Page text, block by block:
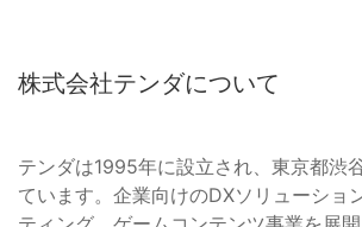
株式会社テンダについて
テンダは1995年に設立され、東京都渋
ています。企業向けのDXソリューショ